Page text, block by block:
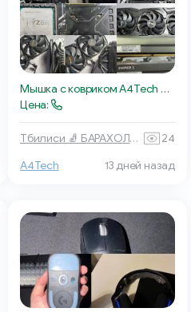
Мышка с ковриком A4Tech X-710BK
Цена:
Тбилиси 🧦 БАРАХОЛКА 24
A4Tech 13 дней назад